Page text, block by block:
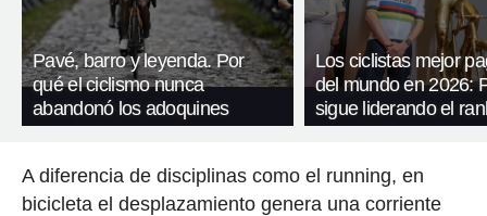
Pavé, barro y leyenda. Por
qué el ciclismo nunca
abandonó los adoquines
Los ciclistas mejor
del mundo en 2026:
sigue liderando el
A diferencia de disciplinas como el running, en
bicicleta el desplazamiento genera una corriente